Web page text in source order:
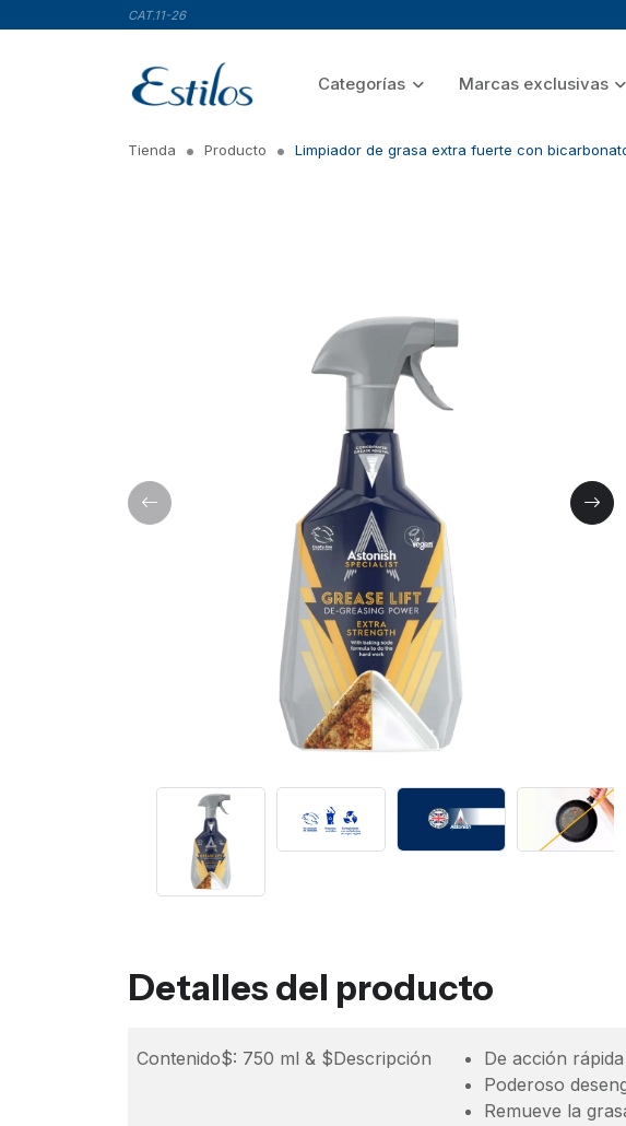
CAT.11-26
Categorías Marcas exclusivas
Tienda Producto Limpiador de grasa extra fuerte con
Detalles del producto
Contenido$: 750 ml & $Descripción
De acción
Poderoso
Remueve la